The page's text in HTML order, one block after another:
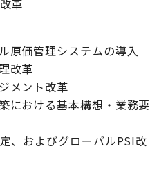
革
原価管理システムの導入
改革
メント改革
における基本構想・業務要
、およびグローバルPSI改